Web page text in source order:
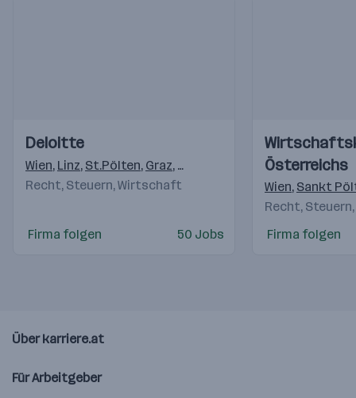
Videos
Einblicke
Einblicke
Deloitte
Wien, Linz, St.Pölten, Graz, Salzburg Innsbruck,Imst,
Recht, Steuern, Wirtschaft
Firma folgen 50 Jobs
Videos
Einblicke
Einblicke
Österreichs
Wien, Sankt
Recht,
Firma folgen
Über karriere.at
Für Arbeitgeber